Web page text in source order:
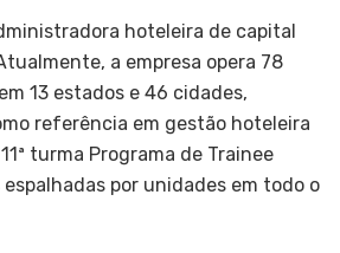
hoteleira de capital
a empresa opera 78
13 estados e 46 cidades,
referência em gestão hoteleira
turma Programa de Trainee
por unidades em todo o